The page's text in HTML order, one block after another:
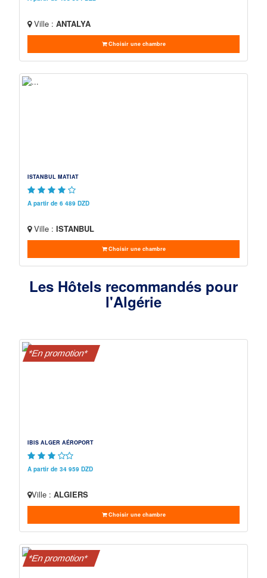
Ville : ANTALYA
Choisir une chambre
ISTANBUL MATIAT
A partir de 6 489 DZD
Ville : ISTANBUL
Choisir une chambre
Les Hôtels recommandés pour
l'Algérie
*En promotion*
IBIS ALGER AÉROPORT
A partir de 34 959 DZD
Ville : ALGIERS
Choisir une chambre
*En promotion*